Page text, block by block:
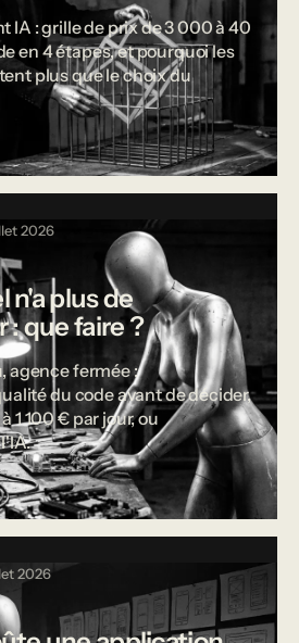
IA : grille de prix de 3 000 à 40
en 4 étapes, et pourquoi les
plus que le choix du
2026
n'a plus de
que faire ?
agence fermée :
du code avant de décider,
1 100 € par jour, ou
2026